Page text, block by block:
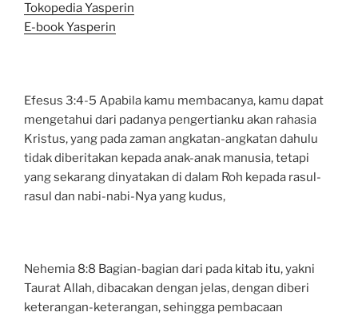
Tokopedia Yasperin
E-book Yasperin
Efesus 3:4-5 Apabila kamu membacanya, kamu dapat
mengetahui dari padanya pengertianku akan rahasia
Kristus, yang pada zaman angkatan-angkatan dahulu
tidak diberitakan kepada anak-anak manusia, tetapi
yang sekarang dinyatakan di dalam Roh kepada rasul-
rasul dan nabi-nabi-Nya yang kudus,
Nehemia 8:8 Bagian-bagian dari pada kitab itu, yakni
Taurat Allah, dibacakan dengan jelas, dengan diberi
keterangan-keterangan, sehingga pembacaan